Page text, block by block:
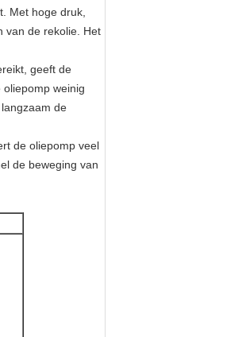
Met hoge druk,
van de rekolie. Het
geeft de
weinig
de
de oliepomp veel
de beweging van